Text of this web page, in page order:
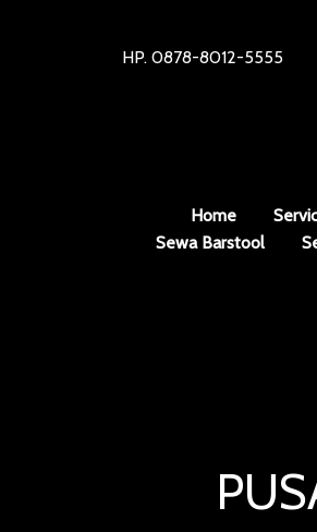
HP. 0878-8012-5555
Home
Sewa Barstool